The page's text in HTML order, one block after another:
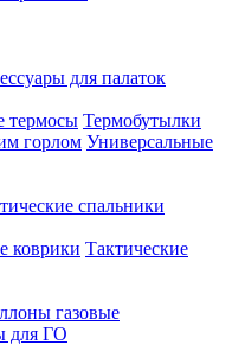
для палаток
термосы Термобутылки
горлом Универсальные
спальники
коврики Тактические
газовые
для ГО